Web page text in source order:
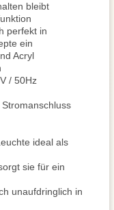
bleibt
perfekt in
ein
Acryl
/ 50Hz
ideal als
sie für ein
unaufdringlich in